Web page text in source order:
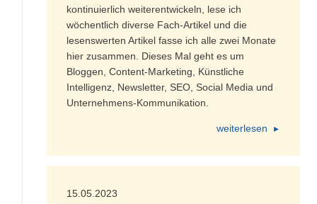
kontinuierlich weiterentwickeln, lese ich
wöchentlich diverse Fach-Artikel und die
lesenswerten Artikel fasse ich alle zwei Monate
hier zusammen. Dieses Mal geht es um
Bloggen, Content-Marketing, Künstliche
Intelligenz, Newsletter, SEO, Social Media und
Unternehmens-Kommunikation.
weiterlesen
15.05.2023